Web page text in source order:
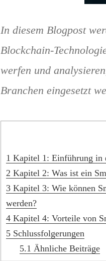
In diesem Blogpost
Blockchain-
werfen und
Branchen eingesetzt
1 Kapitel 1: Einführung in
2 Kapitel 2: Was ist ein
3 Kapitel 3: Wie können
werden?
4 Kapitel 4: Vorteile von
5 Schlussfolgerungen
5.1 Ähnliche Beiträge